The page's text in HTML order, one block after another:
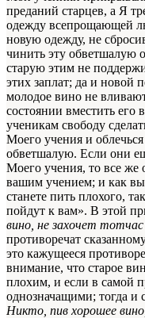
преданий старцев, а Я
одежду всепрощающей
новую одежду, не
чинить эту обветшалую
старую этим не
этих заплат; да и новой
молодое вино не
состоянии вместить его
ученикам свободу
Моего учения и
обветшалую. Если они
Моего учения, то все же
вашим учением; и как
станете пить плохого,
пойдут к вам». В этой
вино, не захочет тотчас
противоречат
это кажущееся
внимание, что старое
плохим, и если в самой
однозначащими; тогда и
Никто, пив хорошее